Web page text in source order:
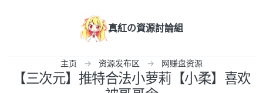
真紅の資源討論組
主页 资源发布区 网赚盘资源
【三次元】推特合法小萝莉【小柔】喜欢